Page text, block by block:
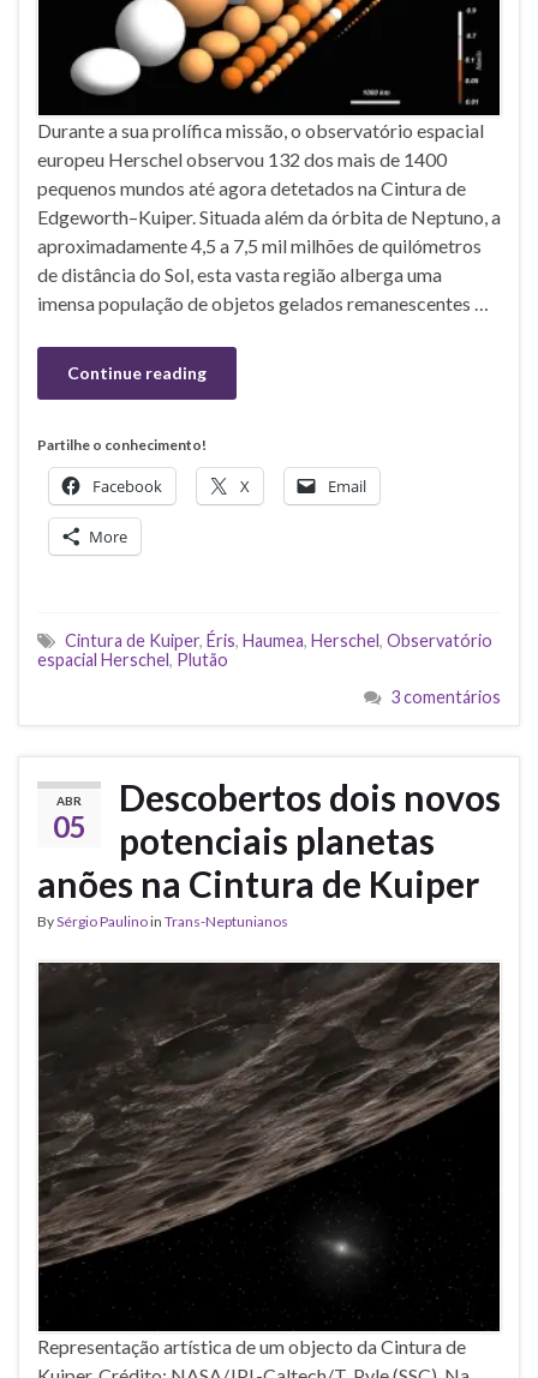
Durante a sua prolífica missão, o observatório espacial
europeu Herschel observou 132 dos mais de 1400
pequenos mundos até agora detetados na Cintura de
Edgeworth–Kuiper. Situada além da órbita de Neptuno, a
aproximadamente 4,5 a 7,5 mil milhões de quilómetros
de distância do Sol, esta vasta região alberga uma
imensa população de objetos gelados remanescentes …
Continue reading
Partilhe o conhecimento!
Facebook X Email
More
Cintura de Kuiper, Éris, Haumea, Herschel, Observatório
espacial Herschel, Plutão
3 comentários
ABR
05
Descobertos dois novos
potenciais planetas
anões na Cintura de Kuiper
BySérgio Paulinoin Trans-Neptunianos
Representação artística de um objecto da Cintura de